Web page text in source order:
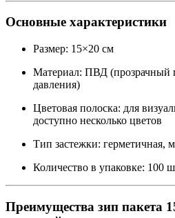
Основные характеристики
Размер: 15×20 см
Материал: ПВД (прозрачный
давления)
Цветовая полоска: для
доступно несколько цветов
Тип застежки: герметичная,
Количество в упаковке: 100
Преимущества зип пакета